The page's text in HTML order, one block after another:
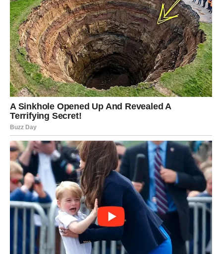
Ljubav pod velikim znakom pitanja
Ako ste u vezi, mogući su ozbiljni sukobi. Partner može
zahtevati jasne odgovore, dok vi možda niste sigurni šta
zaista osećate. Tajne, poruke, prošle priče – sve može
isplivati. Slobodni Blizanci mogu se suočiti sa
razočaranjem u osobu u koju su polagali nade.
Psihički pritisak i iscrpljenost
Ono što ovaj period čini posebno teškim jesteunutrašnji
nemir. Bićete rastrzani između razuma i emocija, a to
može dovesti do nervoze, nesanice i osećaja da vas niko
ne razume.
Poruka zvezda:Istina boli, ali oslobađa. Što pre se
suočite sa njom, pre će oluja oslabiti.
RAK – Emocionalna bura i